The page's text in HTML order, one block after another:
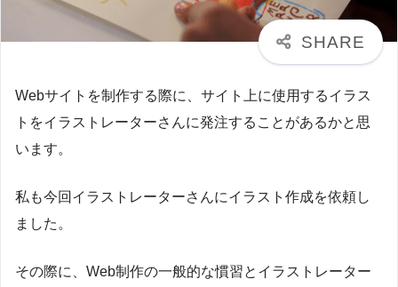
Webサイトを制作する際に、サイト上に使用するイラス
トをイラストレーターさんに発注することがあるかと思
います。
私も今回イラストレーターさんにイラスト作成を依頼し
ました。
その際に、Web制作の一般的な慣習とイラストレーター